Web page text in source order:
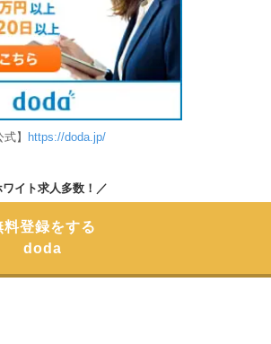
式】 https://doda.jp/
ワイト求人多数！ ／
料登録をする
doda